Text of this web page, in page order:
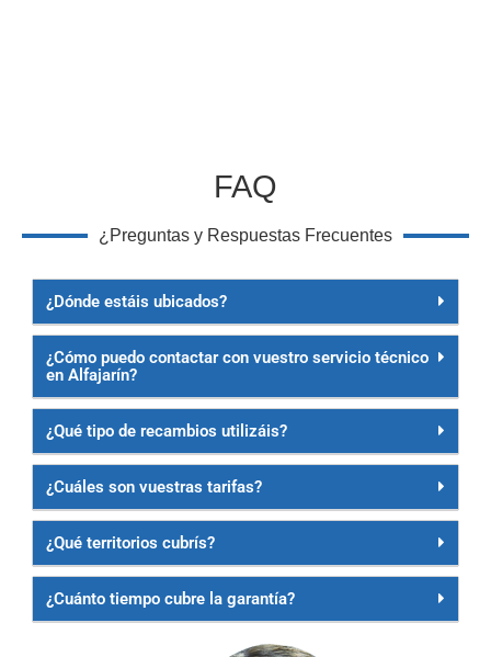
FAQ
¿Preguntas y Respuestas Frecuentes
¿Dónde estáis ubicados?
¿Cómo puedo contactar con vuestro servicio técnico
en Alfajarín?
¿Qué tipo de recambios utilizáis?
¿Cuáles son vuestras tarifas?
¿Qué territorios cubrís?
¿Cuánto tiempo cubre la garantía?